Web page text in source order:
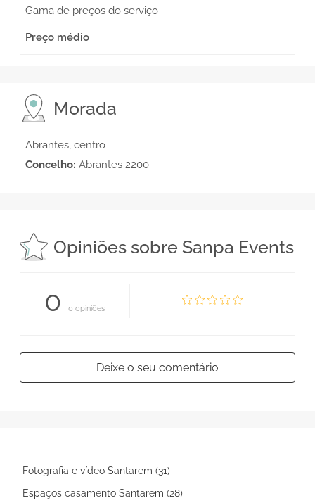
Gama de preços do serviço
Preço médio
Morada
Abrantes, centro
Concelho: Abrantes 2200
Opiniões sobre Sanpa Events
0 0 opiniões
Deixe o seu comentário
Fotografia e vídeo Santarem (31)
Espaços casamento Santarem (28)